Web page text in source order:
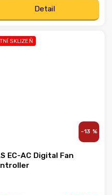
Detail
SKLIZEŇ
–13 %
EC-AC Digital Fan